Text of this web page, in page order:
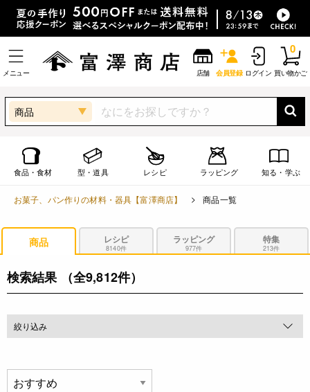
メニュー 店舗 会員登録 ログイン 買い物かご
0
商品
食品・食材 型・道具 レシピ ラッピング 知る・学ぶ
お菓子、パン作りの材料・器具【富澤商店】 商品一覧
商品 レシピ
8140件
ラッピング
977件
特集
213件
検索結果 （全9,812件）
絞り込み